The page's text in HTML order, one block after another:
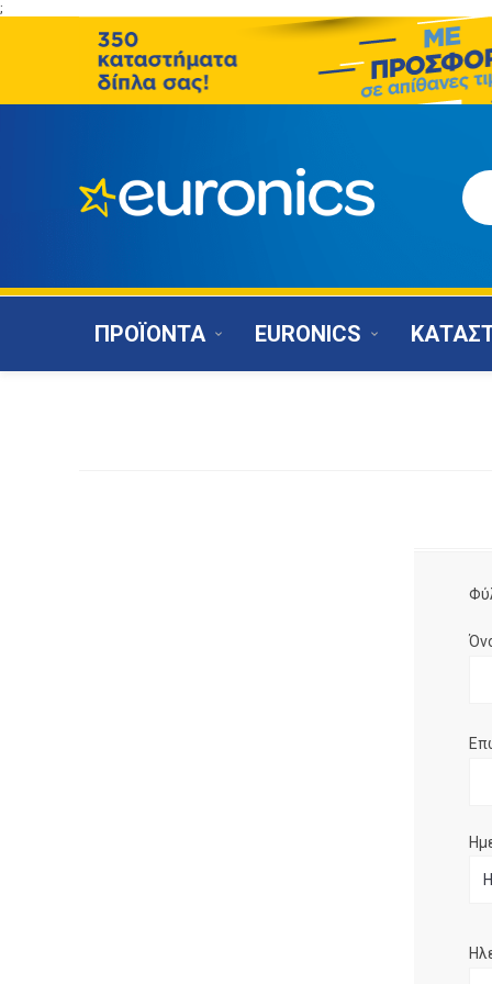
;
ΠΡΟΪΟΝΤΑ EURONICS